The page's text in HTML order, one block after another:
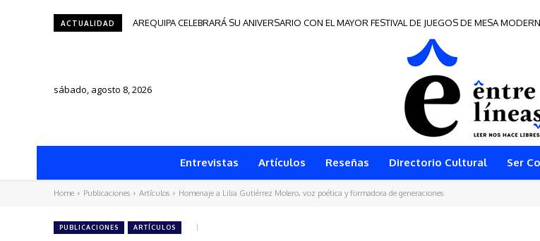
ACTUALIDAD AREQUIPA CELEBRARÁ SU ANIVERSARIO CON EL MAYOR FESTIVAL DE JUEGOS DE MESA
Tacna será sede del Festival de Autores de Frontera 2026
sábado, agosto 8, 2026
Entrevistas Artículos Reseñas Directorio Cultural Ser
Home Publicaciones Artículos Homenaje a Lilia Gutiérrez Molero, voz poética y formadora de generaciones
PUBLICACIONES ARTÍCULOS